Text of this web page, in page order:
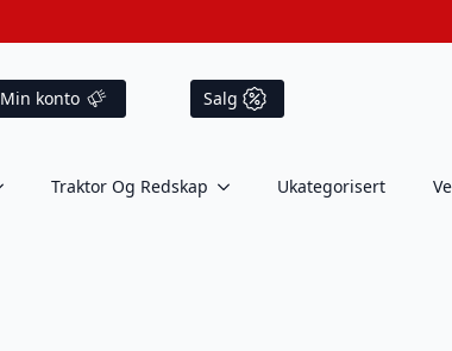
Min konto Salg
Traktor Og Redskap Ukategorisert